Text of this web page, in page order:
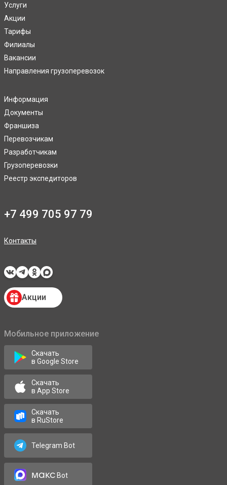
Услуги
Акции
Тарифы
Филиалы
Вакансии
Направления грузоперевозок
Информация
Документы
Франшиза
Перевозчикам
Разработчикам
Грузоперевозки
Реестр экспедиторов
+7 499 705 97 79
Контакты
Акции
Мобильное приложение
Скачать
в Google Store
Скачать
в App Store
Скачать
в RuStore
Telegram Bot
максBot